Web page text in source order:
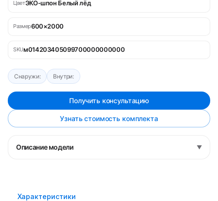
ЦветЭКО-шпон Белый лёд
Размер600×2000
SKUм014203405099700000000000
Снаружи: Внутри:
Получить консультацию
Узнать стоимость комплекта
Описание модели ▼
Характеристики